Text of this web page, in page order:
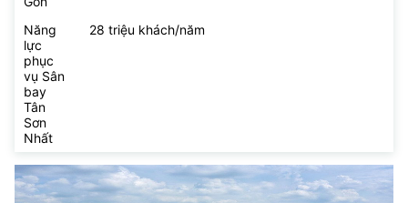
Năng
lực
phục
vụ Sân
bay
Tân
Sơn
Nhất
28 triệu khách/năm